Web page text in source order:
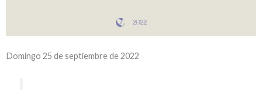
Domingo 25 de septiembre de 2022